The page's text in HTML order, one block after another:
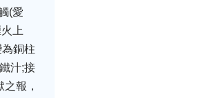
(愛
上
銅柱
汁;接
報，